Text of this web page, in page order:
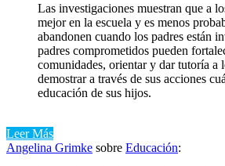
Las investigaciones muestran que a
mejor en la escuela y es menos
abandonen cuando los padres están
padres comprometidos pueden
comunidades, orientar y dar tutoría a
demostrar a través de sus acciones
educación de sus hijos.
Leer Más
Angelina Grimke sobre Educación: